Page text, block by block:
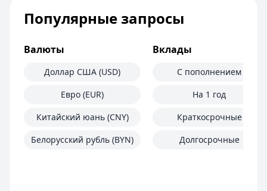
Популярные запросы
Валюты
Доллар США (USD)
Евро (EUR)
Китайский юань (CNY)
Белорусский рубль (BYN)
Вклады
С пополнением
На 1 год
Краткосрочные
Долгосрочные